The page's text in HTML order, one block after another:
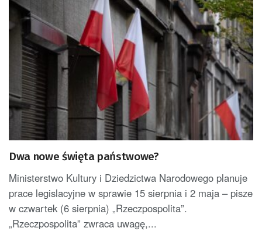
Dwa nowe święta państwowe?
Ministerstwo Kultury i Dziedzictwa Narodowego planuje
prace legislacyjne w sprawie 15 sierpnia i 2 maja – pisze
w czwartek (6 sierpnia) „Rzeczpospolita”.
„Rzeczpospolita” zwraca uwagę,...